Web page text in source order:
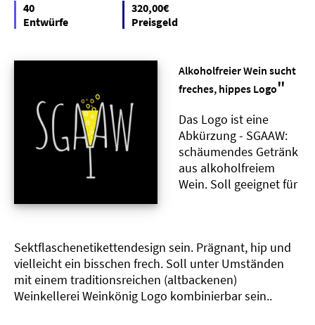
40
Entwürfe
320,00€
Preisgeld
Alkoholfreier Wein sucht
freches, hippes Logo"
Das Logo ist eine
Abkürzung - SGAAW:
schäumendes Getränk
aus alkoholfreiem
Wein. Soll geeignet für
Sektflaschenetikettendesign sein. Prägnant, hip und
vielleicht ein bisschen frech. Soll unter Umständen
mit einem traditionsreichen (altbackenen)
Weinkellerei Weinkönig Logo kombinierbar sein..